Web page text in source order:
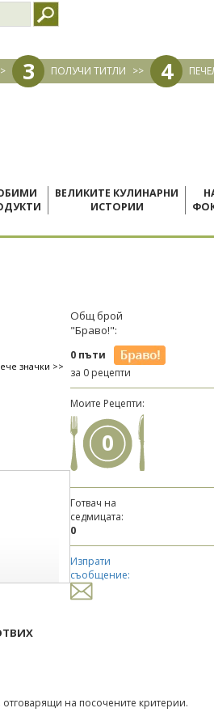
3 ПОЛУЧИ ТИТЛИ >> 4
ВЕЛИКИТЕ КУЛИНАРНИ
ИСТОРИИ
значки >>
Общ брой
"Браво!":
0 пъти
за 0 рецепти
Моите Рецепти:
0
Готвач на
седмицата:
0
Изпрати
съобщение:
на посочените критерии.